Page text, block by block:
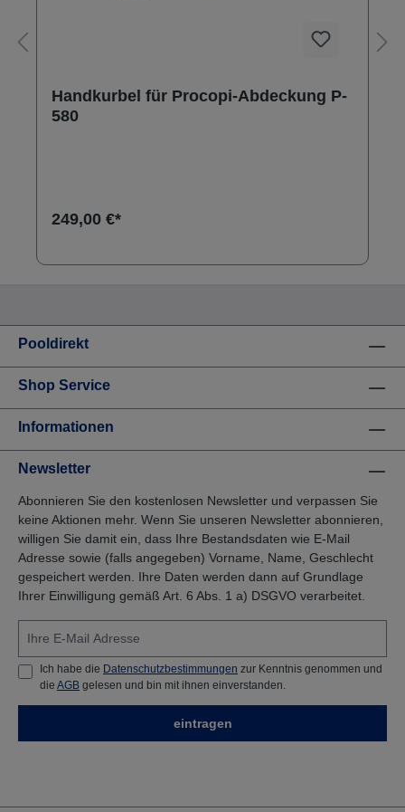
Handkurbel für Procopi-Abdeckung P-
580
249,00 €*
Pooldirekt
Shop Service
Informationen
Newsletter
Abonnieren Sie den kostenlosen Newsletter und verpassen Sie
keine Aktionen mehr. Wenn Sie unseren Newsletter abonnieren,
willigen Sie damit ein, dass Ihre Bestandsdaten wie E-Mail
Adresse sowie (falls angegeben) Vorname, Name, Geschlecht
gespeichert werden. Ihre Daten werden dann auf Grundlage
Ihrer Einwilligung gemäß Art. 6 Abs. 1 a) DSGVO verarbeitet.
Ich habe die Datenschutzbestimmungen zur Kenntnis genommen und
die AGB gelesen und bin mit ihnen einverstanden.
eintragen